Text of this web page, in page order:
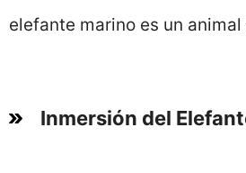
elefante marino es un
Inmersión del